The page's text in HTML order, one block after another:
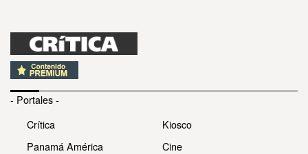
- Portales -
Crítica
Panamá América
Kiosco
Cine